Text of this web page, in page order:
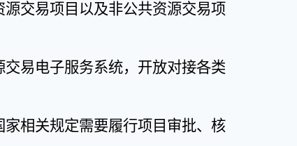
交易项目以及非公共资源交易项
易电子服务系统，开放对接各类
相关规定需要履行项目审批、核